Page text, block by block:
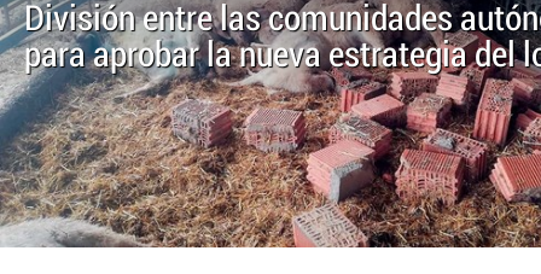
División entre las comunidades
para aprobar la nueva estrategia del